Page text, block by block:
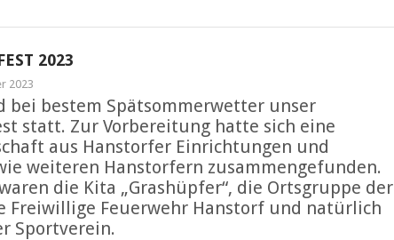
2023
2023
bei bestem Spätsommerwetter unser
statt. Zur Vorbereitung hatte sich eine
aus Hanstorfer Einrichtungen und
weiteren Hanstorfern zusammengefunden.
die Kita „Grashüpfer“, die Ortsgruppe der
Freiwillige Feuerwehr Hanstorf und natürlich
Sportverein.